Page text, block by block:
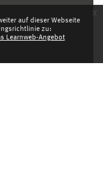
auf dieser Webseite
zu:
Learnweb-Angebot
x